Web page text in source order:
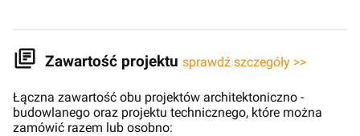
Zawartość projektu sprawdź szczegóły >>
Łączna zawartość obu projektów architektoniczno -
budowlanego oraz projektu technicznego, które można
zamówić razem lub osobno: